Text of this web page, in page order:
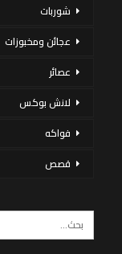
شوربات
عجائن ومخبوزات
عصائر
لانش بوكس
فواكه
قصص